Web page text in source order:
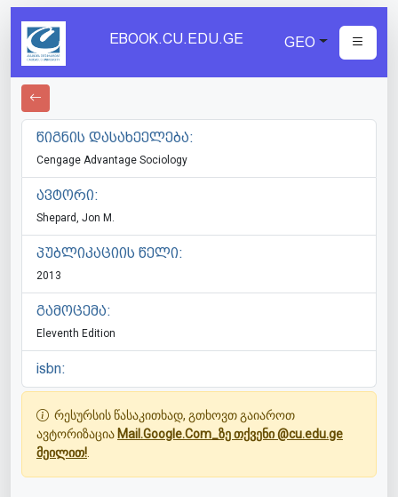
EBOOK.CU.EDU.GE GEO
წიგნის დასახეელება:
Cengage Advantage Sociology
ავტორი:
Shepard, Jon M.
პუბლიკაციის წელი:
2013
გამოცემა:
Eleventh Edition
isbn:
რესურსის წასაკითხად, გთხოვთ გაიაროთ
ავტორიზაცია Mail.Google.Com_ზე თქვენი @cu.edu.ge
მეილით!